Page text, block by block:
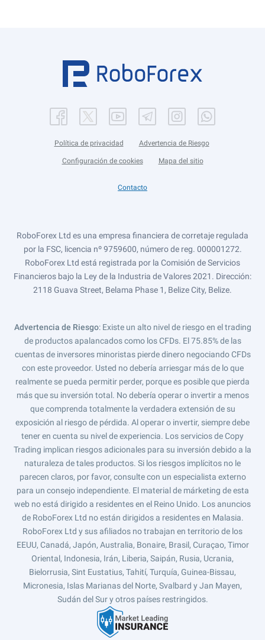
Política de privacidad Advertencia de Riesgo
Configuración de cookies Mapa del sitio
Contacto
RoboForex Ltd es una empresa financiera de corretaje regulada
por la FSC, licencia nº 9759600, número de reg. 000001272.
RoboForex Ltd está registrada por la Comisión de Servicios
Financieros bajo la Ley de la Industria de Valores 2021. Dirección:
2118 Guava Street, Belama Phase 1, Belize City, Belize.
Advertencia de Riesgo: Existe un alto nivel de riesgo en el trading
de productos apalancados como los CFDs. El 75.85% de las
cuentas de inversores minoristas pierde dinero negociando CFDs
con este proveedor. Usted no debería arriesgar más de lo que
realmente se pueda permitir perder, porque es posible que pierda
más que su inversión total. No debería operar o invertir a menos
que comprenda totalmente la verdadera extensión de su
exposición al riesgo de pérdida. Al operar o invertir, siempre debe
tener en cuenta su nivel de experiencia. Los servicios de Copy
Trading implican riesgos adicionales para su inversión debido a la
naturaleza de tales productos. Si los riesgos implícitos no le
parecen claros, por favor, consulte con un especialista externo
para un consejo independiente. El material de márketing de esta
web no está dirigido a residentes en el Reino Unido. Los anuncios
de RoboForex Ltd no están dirigidos a residentes en Malasia.
RoboForex Ltd y sus afiliados no trabajan en territorio de los
EEUU, Canadá, Japón, Australia, Bonaire, Brasil, Curaçao, Timor
Oriental, Indonesia, Irán, Liberia, Saipán, Rusia, Ucrania,
Bielorrusia, Sint Eustatius, Tahití, Turquía, Guinea-Bissau,
Micronesia, Islas Marianas del Norte, Svalbard y Jan Mayen,
Sudán del Sur y otros países restringidos.